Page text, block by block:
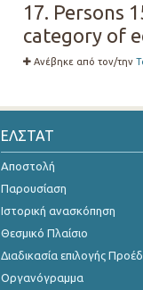
17. Persons
category of
Ανέβηκε από τον/την
ΕΛΣΤΑΤ
Αποστολή
Παρουσίαση
Ιστορική ανασκόπηση
Θεσμικό Πλαίσιο
Διαδικασία επιλογής
Οργανόγραμμα